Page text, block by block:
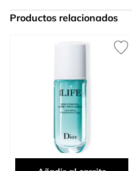
Productos relacionados